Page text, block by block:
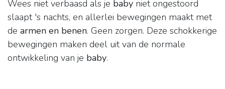
Wees niet verbaasd als je baby niet ongestoord
slaapt 's nachts, en allerlei bewegingen maakt met
de armen en benen. Geen zorgen. Deze schokkerige
bewegingen maken deel uit van de normale
ontwikkeling van je baby.